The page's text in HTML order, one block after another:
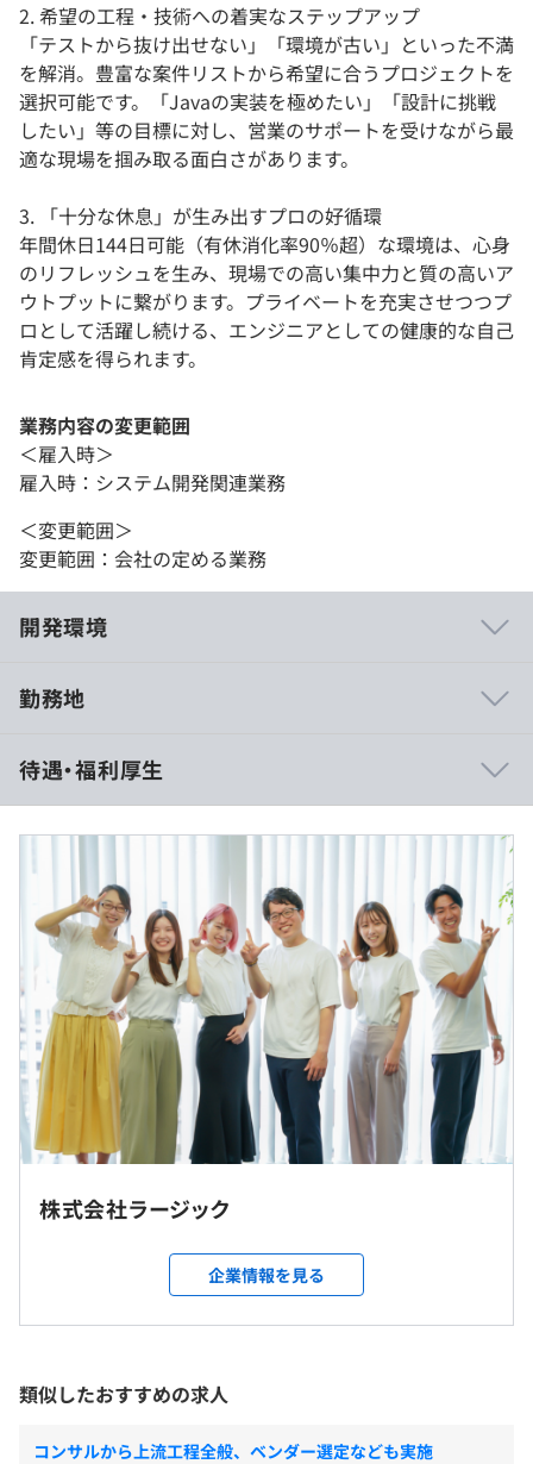
2. 希望の工程・技術への着実なステップアップ
「テストから抜け出せない」「環境が古い」といった不満
を解消。豊富な案件リストから希望に合うプロジェクトを
選択可能です。「Javaの実装を極めたい」「設計に挑戦
したい」等の目標に対し、営業のサポートを受けながら最
適な現場を掴み取る面白さがあります。
3. 「十分な休息」が生み出すプロの好循環
年間休日144日可能（有休消化率90％超）な環境は、心身
のリフレッシュを生み、現場での高い集中力と質の高いア
ウトプットに繋がります。プライベートを充実させつつプ
ロとして活躍し続ける、エンジニアとしての健康的な自己
肯定感を得られます。
業務内容の変更範囲
＜雇入時＞
雇入時：システム開発関連業務
＜変更範囲＞
変更範囲：会社の定める業務
開発環境
最大の魅力は、年休121日に加え有休20日、さらに入社当
日付与の特別休暇3日を合わせた最大144日の休日数で
す。有休消化率も90％超と高く、休息を「権利」として徹
底。十分なリフレッシュが現場での高い集中力を生み、エ
ンジニアが健康的に長く活躍できる好循環を支えていま
す。
2. 「還元率76％〜」で技術が直接給与に
還元率76％スタートに加え、単価アップ分がダイレクト
に反映される透明な仕組みを導入。前給保証や年収200万
円アップの実績もあり、「技術を磨けば生活が豊かにな
る」という手応えを1円単位で実感できます。自身の市場
価値が正当な報酬として報われる、納得感のある環境で
す。
3. 希望の工程・技術へ着実なステップアップ
案件選択制により「テストから開発へ」といった挑戦が可
能。JavaやC#等の基幹系からTypeScript等のモダンな環
境まで幅広く、営業が「盾」となって現場のトラブルや残
勤務地
お客様先での勤務となります。常駐先は名古屋市内です。
就業場所の変更範囲
雇入時：本社、および自宅
変更範囲：会社の定める場所
待遇・福利厚生
月給35万円～＋賞与年2回
★前職給与保証
★還元率は案件単価の76～88％
5年以上の経験がある方はさらに優遇します！
※経験・スキル等を考慮して優遇。
※上記には固定残業代（月30時間分／6万1,000円～）を
含む。30時間を超過した分は別途全額支給。
※実務経験が3年以下の場合は、月給28万円～34万円とな
ります。
※固定残業代（月30時間分／4万8000円～5万8000円）を
含む。30時間を超過した分は別途全額支給。
9：00～18：00（実働8時間 休憩1時間）
株式会社ラージック
企業情報を見る
類似したおすすめの求人
コンサルから上流工程全般、ベンダー選定なども実施